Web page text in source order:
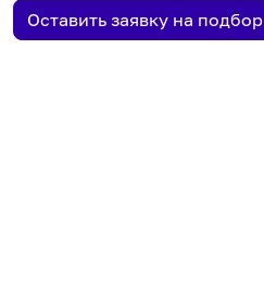
Оставить заявку на подбор